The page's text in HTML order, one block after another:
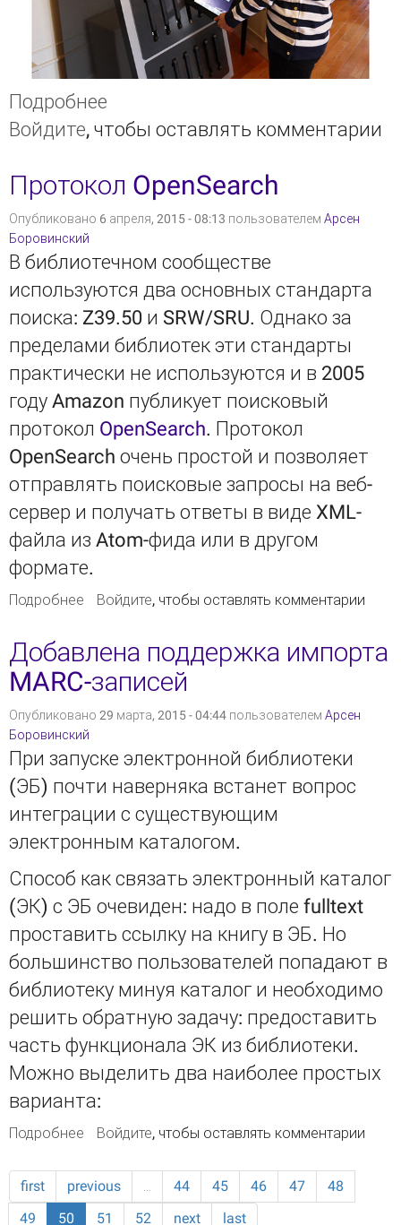
Подробнее
зал библиотеки
Войдите, чтобы оставлять комментарии
Протокол OpenSearch
Опубликовано 6 апреля, 2015 - 08:13 пользователем Арсен
Боровинский
В библиотечном сообществе
используются два основных стандарта
поиска: Z39.50 и SRW/SRU. Однако за
пределами библиотек эти стандарты
практически не используются и в 2005
году Amazon публикует поисковый
протокол OpenSearch. Протокол
OpenSearch очень простой и позволяет
отправлять поисковые запросы на веб-
сервер и получать ответы в виде XML-
файла из Atom-фида или в другом
формате.
Подробнее о Протокол OpenSearch
Войдите, чтобы оставлять комментарии
Добавлена поддержка импорта
MARC-записей
Опубликовано 29 марта, 2015 - 04:44 пользователем Арсен
Боровинский
При запуске электронной библиотеки
(ЭБ) почти наверняка встанет вопрос
интеграции с существующим
электронным каталогом.
Способ как связать электронный каталог
(ЭК) с ЭБ очевиден: надо в поле fulltext
проставить ссылку на книгу в ЭБ. Но
большинство пользователей попадают в
библиотеку минуя каталог и необходимо
решить обратную задачу: предоставить
часть функционала ЭК из библиотеки.
Можно выделить два наиболее простых
варианта:
Подробнее о Добавлена поддержка импорта MARC-
Войдите, чтобы оставлять комментарии
first previous … 44 45 46 47
48
49
50 51 52 next last